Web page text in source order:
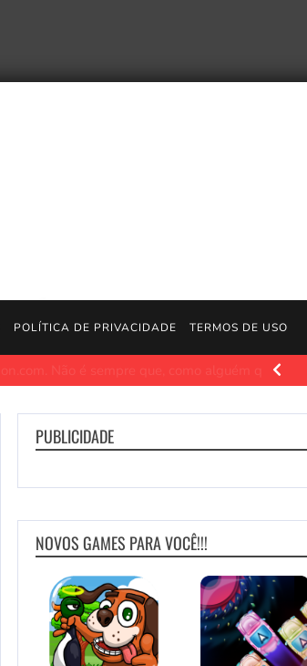
POLÍTICA DE PRIVACIDADE TERMOS DE USO
https://www.playstation.com/en-us/games/
PUBLICIDADE
NOVOS GAMES PARA VOCÊ!!!